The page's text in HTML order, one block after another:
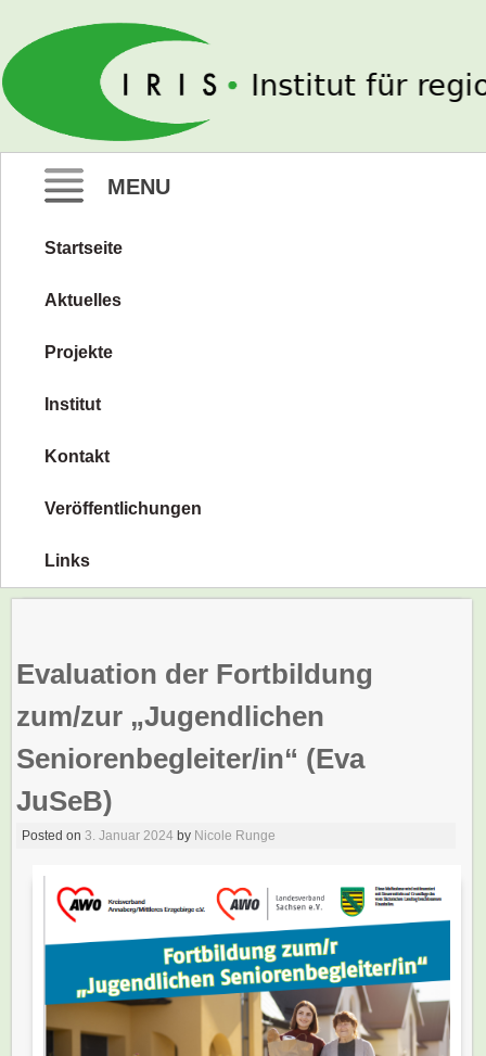
IRIS e. V.
MENU
Zum
springen
Startseite
Aktuelles
Projekte
Institut
Kontakt
Veröffentlichungen
Links
Evaluation der Fortbildung
zum/zur „Jugendlichen
Seniorenbegleiter/in“ (Eva
JuSeB)
Posted on3. Januar 2024 by Nicole Runge